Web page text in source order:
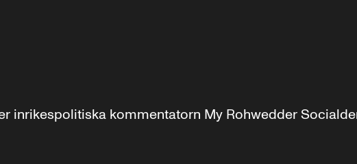
inrikespolitiska kommentatorn My Rohwedder